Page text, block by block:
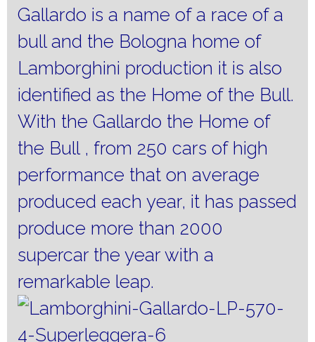
Gallardo is a name of a race of a
bull and the Bologna home of
Lamborghini production it is also
identified as the Home of the Bull.
With the Gallardo the Home of
the Bull , from 250 cars of high
performance that on average
produced each year, it has passed
produce more than 2000
supercar the year with a
remarkable leap.